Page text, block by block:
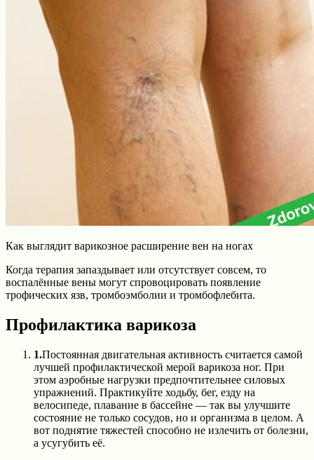
Как выглядит варикозное расширение вен на ногах
Когда терапия запаздывает или отсутствует совсем, то
воспалённые вены могут спровоцировать появление
трофических язв, тромбоэмболии и тромбофлебита.
Профилактика варикоза
1.Постоянная двигательная активность считается самой
лучшей профилактической мерой варикоза ног. При
этом аэробные нагрузки предпочтительнее силовых
упражнений. Практикуйте ходьбу, бег, езду на
велосипеде, плавание в бассейне — так вы улучшите
состояние не только сосудов, но и организма в целом. А
вот поднятие тяжестей способно не излечить от болезни,
а усугубить её.